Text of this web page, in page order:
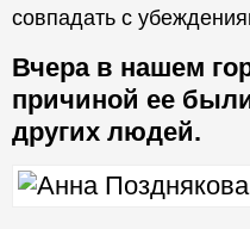
совпадать с
Вчера в нашем
причиной ее
других людей.